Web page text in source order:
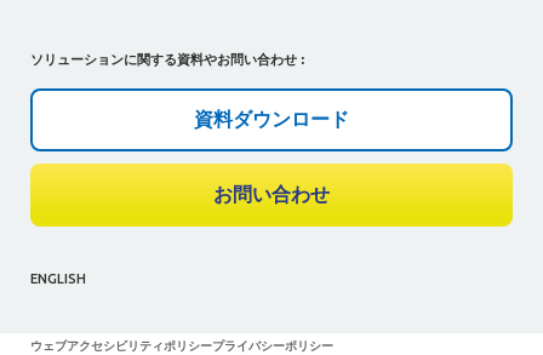
ソリューションに関する資料やお問い合わせ :
資料ダウンロード
お問い合わせ
ENGLISH
ウェブアクセシビリティポリシープライバシーポリシー